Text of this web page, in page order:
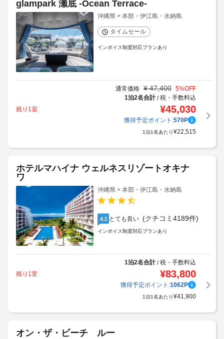
glampark 瀬底 -Ocean Terrace-
沖縄県 > 本部・伊江島・水納島
タイムセール
インボイス制度対応プランあり
通常価格 ¥ 47,400 5%OFF
1泊2名合計/税・手数料込
残り1室
¥45,030
獲得予定ポイント:570P
1泊1名あたり¥22,515
ホテルマハイナ ウェルネスリゾートオキナ
ワ
沖縄県 > 本部・伊江島・水納島
4.2 とても良い (クチコミ4189件)
インボイス制度対応プランあり
1泊2名合計/税・手数料込
残り1室
¥83,800
獲得予定ポイント:1062P
1泊1名あたり¥41,900
オン・ザ・ビーチ ルー